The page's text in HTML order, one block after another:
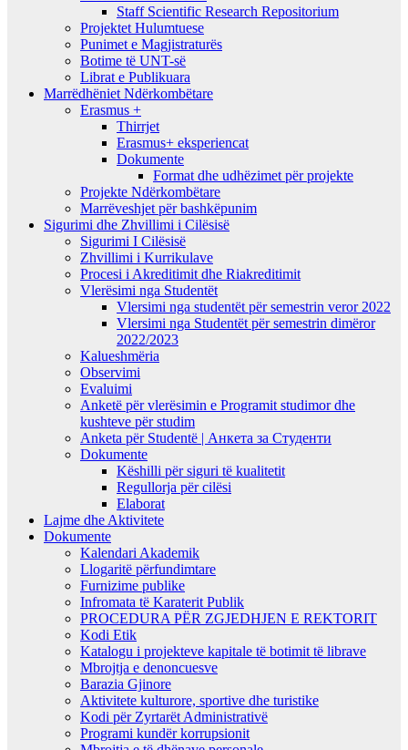
Staff Scientific Research Repositorium
Projektet Hulumtuese
Punimet e Magjistraturës
Botime të UNT-së
Librat e Publikuara
Marrëdhëniet Ndërkombëtare
Erasmus +
Thirrjet
Erasmus+ eksperiencat
Dokumente
Format dhe udhëzimet për projekte
Projekte Ndërkombëtare
Marrëveshjet për bashkëpunim
Sigurimi dhe Zhvillimi i Cilësisë
Sigurimi I Cilësisë
Zhvillimi i Kurrikulave
Procesi i Akreditimit dhe Riakreditimit
Vlerësimi nga Studentët
Vlersimi nga studentët për semestrin veror 2022
Vlersimi nga Studentët për semestrin dimëror
2022/2023
Kalueshmëria
Observimi
Evaluimi
Anketë për vlerësimin e Programit studimor dhe
kushteve për studim
Anketa për Studentë | Анкета за Студенти
Dokumente
Këshilli për siguri të kualitetit
Regullorja për cilësi
Elaborat
Lajme dhe Aktivitete
Dokumente
Kalendari Akademik
Llogaritë përfundimtare
Furnizime publike
Infromata të Karaterit Publik
PROCEDURA PËR ZGJEDHJEN E REKTORIT
Kodi Etik
Katalogu i projekteve kapitale të botimit të librave
Mbrojtja e denoncuesve
Barazia Gjinore
Aktivitete kulturore, sportive dhe turistike
Kodi për Zyrtarët Administrativë
Programi kundër korrupsionit